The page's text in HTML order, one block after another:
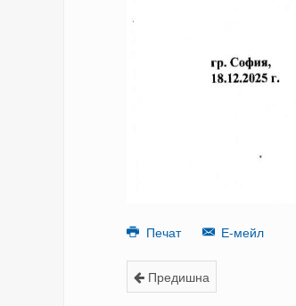
Печат Е-мейл
Предишна